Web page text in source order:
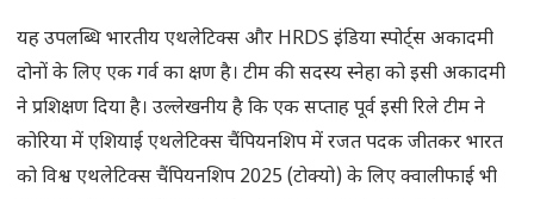
यह उपलब्धि भारतीय एथलेटिक्स और HRDS इंडिया स्पोर्ट्स अकादमी
दोनों के लिए एक गर्व का क्षण है। टीम की सदस्य स्नेहा को इसी अकादमी
ने प्रशिक्षण दिया है। उल्लेखनीय है कि एक सप्ताह पूर्व इसी रिले टीम ने
कोरिया में एशियाई एथलेटिक्स चैंपियनशिप में रजत पदक जीतकर भारत
को विश्व एथलेटिक्स चैंपियनशिप 2025 (टोक्यो) के लिए क्वालीफाई भी